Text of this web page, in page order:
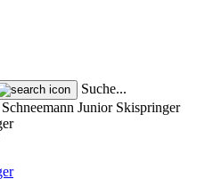
Suche...
Schneemann Junior Skispringer